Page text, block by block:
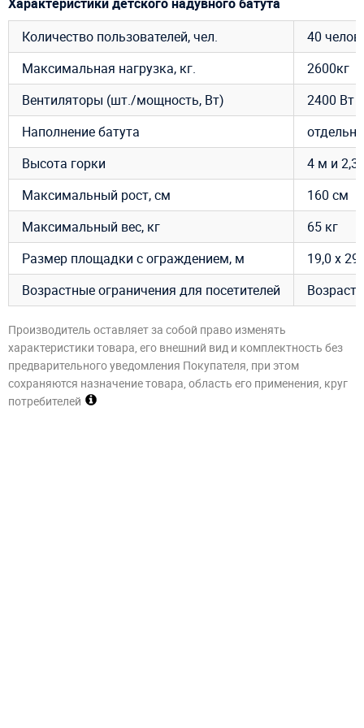
Количество пользователей, чел.
40
Максимальная нагрузка, кг.
2600кг
Вентиляторы (шт./мощность, Вт)
2400 Вт
Наполнение батута
Высота горки
4 м и 2,3
Максимальный рост, см
160 см
Максимальный вес, кг
65 кг
Размер площадки с ограждением, м
19,0 х
Возрастные ограничения для посетителей
Возраст
Производитель оставляет за собой право изменять
характеристики товара, его внешний вид и комплектность без
предварительного уведомления Покупателя, при этом
сохраняются назначение товара, область его применения, круг
потребителей